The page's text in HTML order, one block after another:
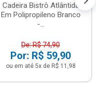
Cadeira Bistrô Atlântida
Em Polipropileno Branco
-...
De: R$ 74,90
Por: R$ 59,90
ou em até 5x de R$ 11,98